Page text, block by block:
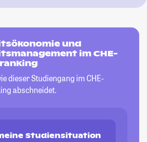
und
im CHE-
dieser Studiengang im CHE-
abschneidet.
Studiensituation